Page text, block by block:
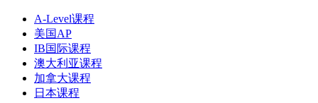
A-Level课程
美国AP
IB国际课程
澳大利亚课程
加拿大课程
日本课程